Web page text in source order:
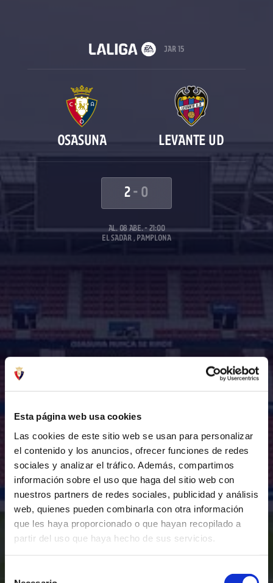
Esta página web usa cookies
Las cookies de este sitio web se usan para personalizar
el contenido y los anuncios, ofrecer funciones de redes
sociales y analizar el tráfico. Además, compartimos
información sobre el uso que haga del sitio web con
nuestros partners de redes sociales, publicidad y análisis
web, quienes pueden combinarla con otra información
que les haya proporcionado o que hayan recopilado a
partir del uso que haya hecho de sus servicios.
JAR 15
OSASUNA LEVANTE UD
2- 0
AL. 08 ABE. - 21:00
EL SADAR , PAMPLONA